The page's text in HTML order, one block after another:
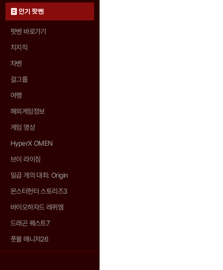
인기 팟벤
팟벤 바로가기
치지직
차벤
걸그룹
여행
해외게임정보
게임 영상
HyperX OMEN
브이 라이징
일곱 개의 대죄: Origin
몬스터헌터 스토리즈3
바이오하자드 레퀴엠
드래곤 퀘스트7
풋볼 매니저26